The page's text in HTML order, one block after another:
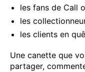
les fans de Call
les
les clients en
Une canette que
partager,